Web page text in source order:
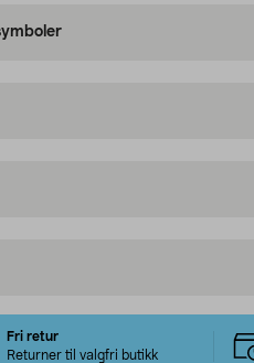
Fri retur
Returner til valgfri butikk